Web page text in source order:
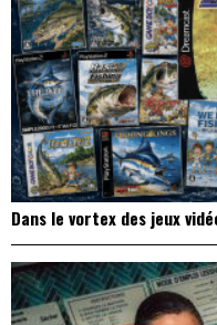
Dans le vortex des jeux